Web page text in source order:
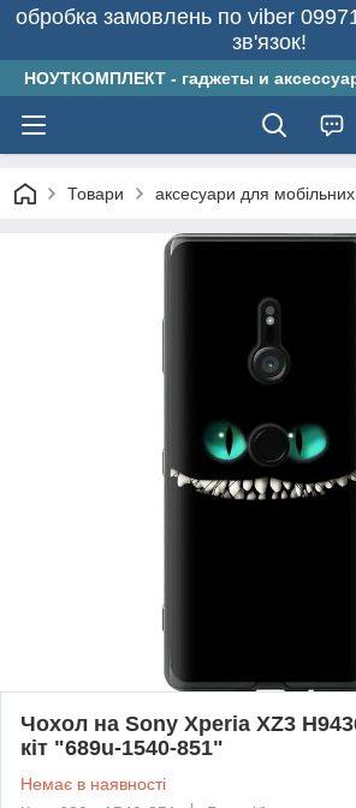
обробка замовлень по viber
зв'язок!
НОУТКОМПЛЕКТ - гаджеты и
Товари аксесуари для
Чохол на Sony Xperia XZ3
кіт "689u-1540-851"
Немає в наявності